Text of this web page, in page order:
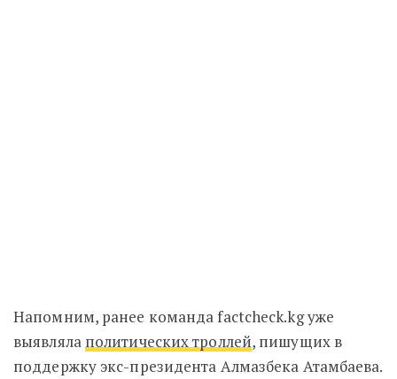
Напомним, ранее команда factcheck.kg уже
выявляла политических троллей, пишущих в
поддержку экс-президента Алмазбека Атамбаева.